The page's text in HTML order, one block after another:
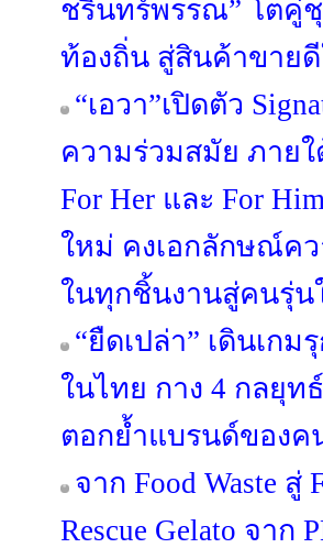
ชรินทร์พรรณ” โตคู่
ท้องถิ่น สู่สินค้าขายดี
“เอวา”เปิดตัว
ความร่วมสมัย ภายใ
For Her และ For
ใหม่ คงเอกลักษณ์ค
ในทุกชิ้นงานสู่คนรุ่น
“ยืดเปล่า” เดินเก
ในไทย กาง 4 กลยุ
ตอกย้ำแบรนด์ของค
จาก Food Waste
Rescue Gelato จาก